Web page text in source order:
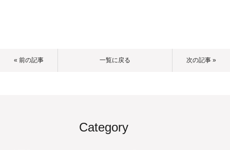
« 前の記事 一覧に戻る 次の記事 »
Category